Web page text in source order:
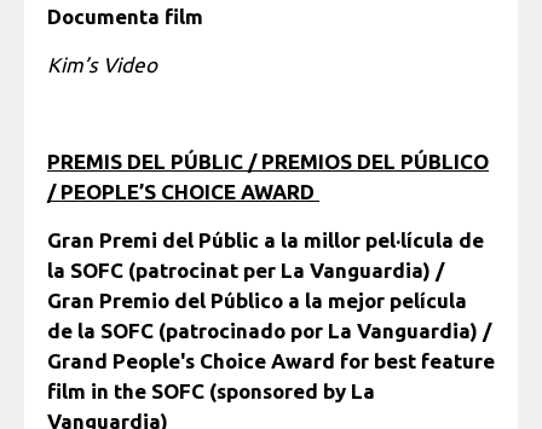
Documenta film
Kim’s Video
PREMIS DEL PÚBLIC / PREMIOS DEL PÚBLICO
/ PEOPLE’S CHOICE AWARD
Gran Premi del Públic a la millor pel·lícula de
la SOFC (patrocinat per La Vanguardia) /
Gran Premio del Público a la mejor película
de la SOFC (patrocinado por La Vanguardia) /
Grand People's Choice Award for best feature
film in the SOFC (sponsored by La
Vanguardia)